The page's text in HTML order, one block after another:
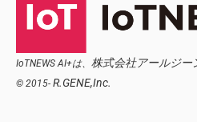
IoTNEWS AI+は、 株式会社アールジー
© 2015- R.GENE,Inc.